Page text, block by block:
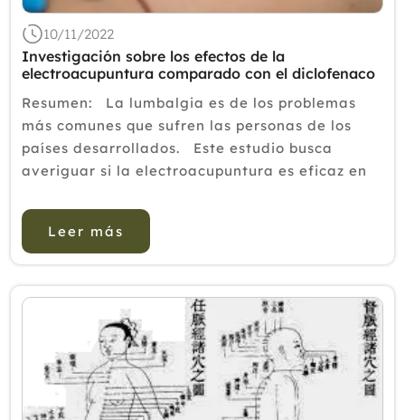
2016
2015
2014
2013
10/11/2022
Investigación sobre los efectos de la
electroacupuntura comparado con el diclofenaco
Resumen: La lumbalgia es de los problemas
más comunes que sufren las personas de los
países desarrollados. Este estudio busca
averiguar si la electroacupuntura es eficaz en
protector del tejido muscular en las l...
Leer más